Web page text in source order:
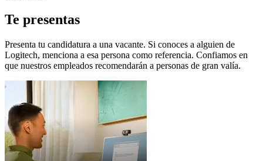
Te presentas
Presenta tu candidatura a una vacante. Si conoces a alguien de
Logitech, menciona a esa persona como referencia. Confiamos en
que nuestros empleados recomendarán a personas de gran valía.